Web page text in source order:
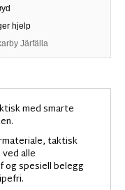
hjelp
Järfälla
med smarte
taktisk
alle
spesiell belegg